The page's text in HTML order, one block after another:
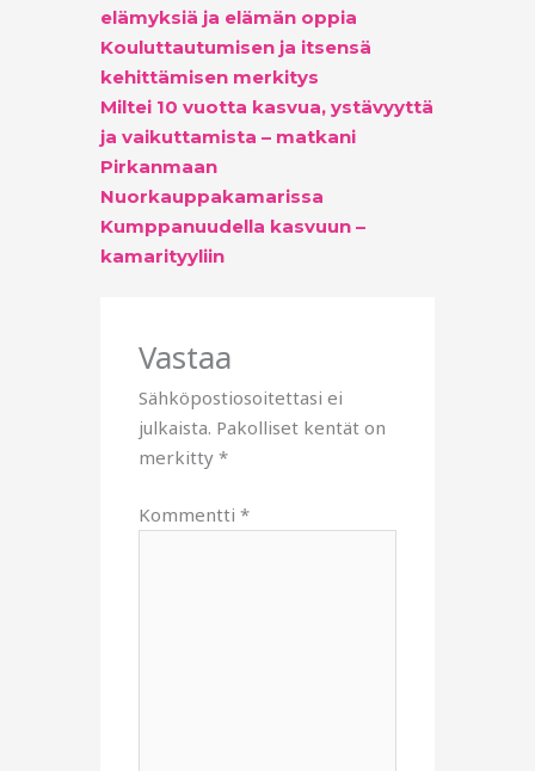
elämyksiä ja elämän oppia
Kouluttautumisen ja itsensä
kehittämisen merkitys
Miltei 10 vuotta kasvua, ystävyyttä
ja vaikuttamista – matkani
Pirkanmaan
Nuorkauppakamarissa
Kumppanuudella kasvuun –
kamarityyliin
Vastaa
Sähköpostiosoitettasi ei
julkaista. Pakolliset kentät on
merkitty*
Kommentti*